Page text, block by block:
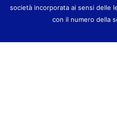
società incorporata ai sensi delle
con il numero della